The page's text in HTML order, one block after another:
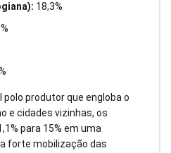
18,3%
polo produtor que engloba o
e cidades vizinhas, os
para 15% em uma
forte mobilização das